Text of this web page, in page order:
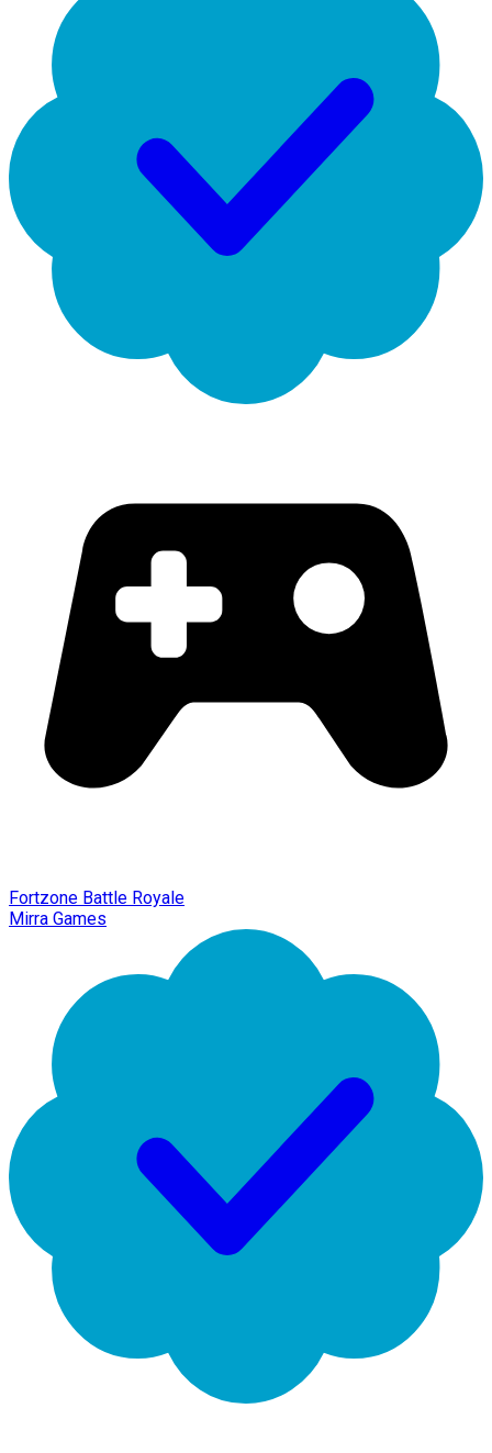
Fortzone Battle Royale
Mirra Games